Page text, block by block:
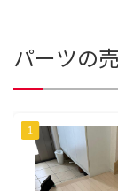
パーツの